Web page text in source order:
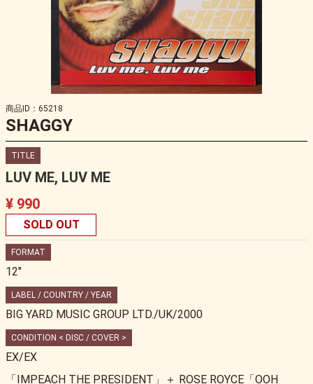
商品ID：65218
SHAGGY
TITLE
LUV ME, LUV ME
¥ 990
SOLD OUT
FORMAT
12"
LABEL / COUNTRY / YEAR
BIG YARD MUSIC GROUP LTD./UK/2000
CONDITION < DISC / COVER >
EX/EX
「IMPEACH THE PRESIDENT」＋ ROSE ROYCE「OOH